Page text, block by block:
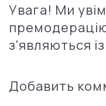
Увага! Ми
з'являються
Добавить